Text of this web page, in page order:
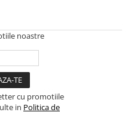
noastre
cu promotiile
in Politica de